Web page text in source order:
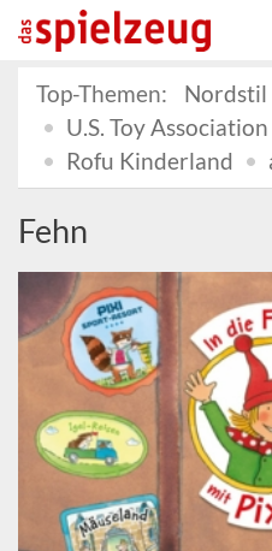
Top-Themen:
Nordstil
U.S. Toy Association
Rofu Kinderland
Fehn